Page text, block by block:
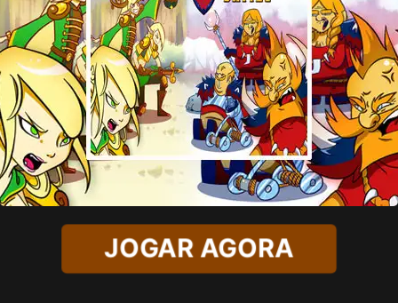
JOGAR AGORA